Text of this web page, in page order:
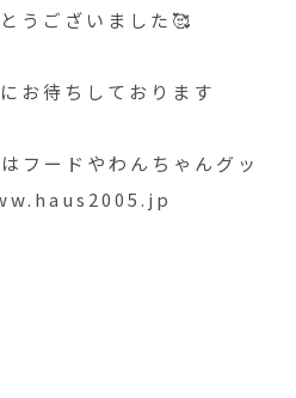
うございました🥰
お待ちしております
フードやわんちゃんグッ